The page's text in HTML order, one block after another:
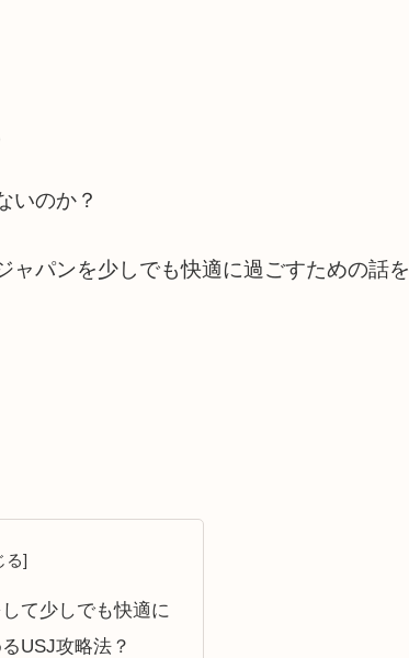
いのか？
ャパンを少しでも快適に過ごすための話を
て少しでも快適に
USJ攻略法？